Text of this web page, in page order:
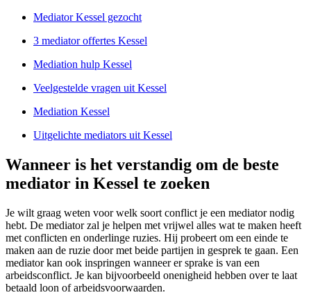
Mediator Kessel gezocht
3 mediator offertes Kessel
Mediation hulp Kessel
Veelgestelde vragen uit Kessel
Mediation Kessel
Uitgelichte mediators uit Kessel
Wanneer is het verstandig om de beste
mediator in Kessel te zoeken
Je wilt graag weten voor welk soort conflict je een mediator nodig
hebt. De mediator zal je helpen met vrijwel alles wat te maken heeft
met conflicten en onderlinge ruzies. Hij probeert om een einde te
maken aan de ruzie door met beide partijen in gesprek te gaan. Een
mediator kan ook inspringen wanneer er sprake is van een
arbeidsconflict. Je kan bijvoorbeeld onenigheid hebben over te laat
betaald loon of arbeidsvoorwaarden.